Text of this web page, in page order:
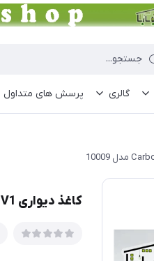
گالری پرسش های متداول
کاغذ دیواری Carbon V1 مدل 10009